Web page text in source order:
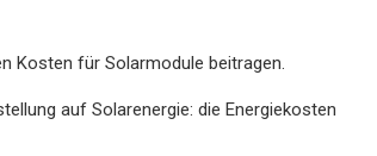
Kosten für Solarmodule beitragen.
auf Solarenergie: die Energiekosten